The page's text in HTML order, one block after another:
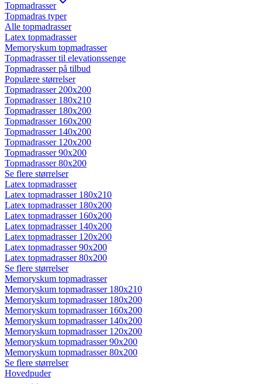
Topmadrasser
Topmadras typer
Alle topmadrasser
Latex topmadrasser
Memoryskum topmadrasser
Topmadrasser til elevationssenge
Topmadrasser på tilbud
Populære størrelser
Topmadrasser 200x200
Topmadrasser 180x210
Topmadrasser 180x200
Topmadrasser 160x200
Topmadrasser 140x200
Topmadrasser 120x200
Topmadrasser 90x200
Topmadrasser 80x200
Se flere størrelser
Latex topmadrasser
Latex topmadrasser 180x210
Latex topmadrasser 180x200
Latex topmadrasser 160x200
Latex topmadrasser 140x200
Latex topmadrasser 120x200
Latex topmadrasser 90x200
Latex topmadrasser 80x200
Se flere størrelser
Memoryskum topmadrasser
Memoryskum topmadrasser 180x210
Memoryskum topmadrasser 180x200
Memoryskum topmadrasser 160x200
Memoryskum topmadrasser 140x200
Memoryskum topmadrasser 120x200
Memoryskum topmadrasser 90x200
Memoryskum topmadrasser 80x200
Se flere størrelser
Hovedpuder